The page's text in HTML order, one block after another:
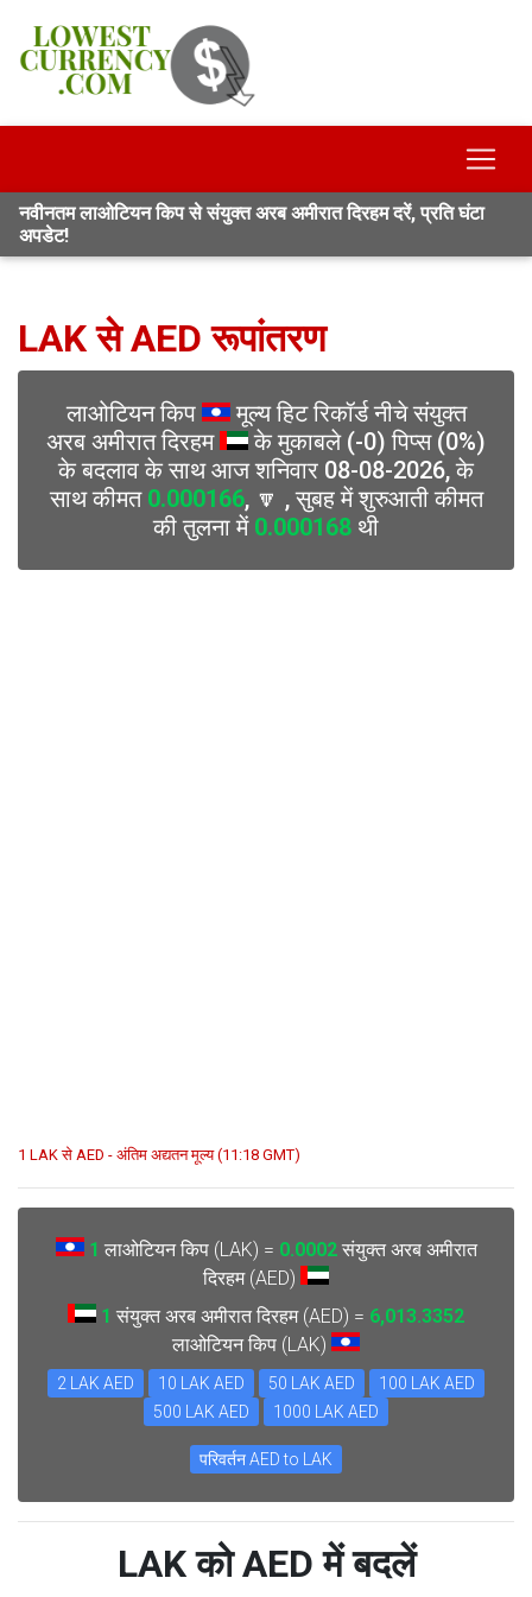
नवीनतम लाओटियन किप से संयुक्त अरब अमीरात दिरहम दरें, प्रति घंटा
अपडेट!
LAK से AED रूपांतरण
लाओटियन किप
मूल्य हिट रिकॉर्ड नीचे संयुक्त
अरब अमीरात दिरहम
के मुकाबले (-0) पिप्स (0%)
के बदलाव के साथ आज शनिवार 08-08-2026, के
साथ कीमत 0.000166, 🔽 , सुबह में शुरुआती कीमत
की तुलना में 0.000168 थी
1 LAK से AED - अंतिम अद्यतन मूल्य (11:18 GMT)
1 लाओटियन किप (LAK) = 0.0002संयुक्त अरब अमीरात
दिरहम (AED)
1 संयुक्त अरब अमीरात दिरहम (AED) = 6,013.3352
लाओटियन किप (LAK)
2 LAK AED 10 LAK AED 50 LAK AED
100 LAK AED
500 LAK AED
1000 LAK AED
परिवर्तन AED to LAK
LAK को AED में बदलें